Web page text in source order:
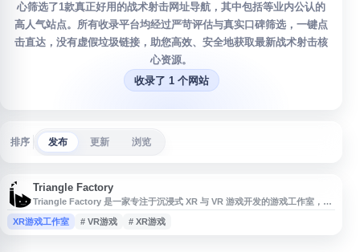
心筛选了1款真正好用的战术射击网址导航，其中包括等业内公认的
高人气站点。所有收录平台均经过严苛评估与真实口碑筛选，一键点
击直达，没有虚假垃圾链接，助您高效、安全地获取最新战术射击核
心资源。
收录了 1 个网站
排序 发布 更新 浏览
Triangle Factory
Triangle Factory 是一家专注于沉浸式 XR 与 VR 游戏开发的游戏工作室，主
要打造面向次世代虚拟现实平台的多人射击游戏。其代表作品包括
Forefront、Breachers 和 Hyper Dash，覆盖战术射击、团队竞技等玩法类
XR游戏工作室 # VR游戏 # XR游戏